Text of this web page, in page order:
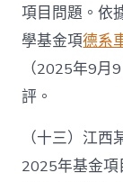
項目問題。依
學基金項德系
（2025年9
評。
（十三）江
2025年基金項